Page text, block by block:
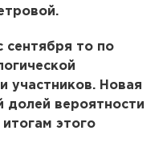
сентября то по
участников. Новая
долей вероятности
этого